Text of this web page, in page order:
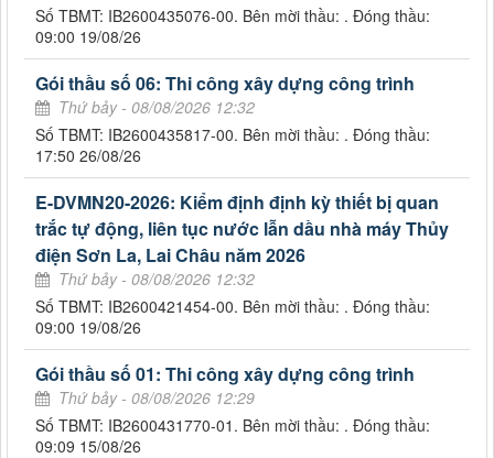
Số TBMT: IB2600435076-00. Bên mời thầu: . Đóng thầu:
09:00 19/08/26
Gói thầu số 06: Thi công xây dựng công trình
Thứ bảy - 08/08/2026 12:32
Số TBMT: IB2600435817-00. Bên mời thầu: . Đóng thầu:
17:50 26/08/26
E-DVMN20-2026: Kiểm định định kỳ thiết bị quan
trắc tự động, liên tục nước lẫn dầu nhà máy Thủy
điện Sơn La, Lai Châu năm 2026
Thứ bảy - 08/08/2026 12:32
Số TBMT: IB2600421454-00. Bên mời thầu: . Đóng thầu:
09:00 19/08/26
Gói thầu số 01: Thi công xây dựng công trình
Thứ bảy - 08/08/2026 12:29
Số TBMT: IB2600431770-01. Bên mời thầu: . Đóng thầu:
09:09 15/08/26